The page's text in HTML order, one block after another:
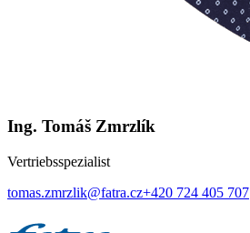
Ing. Tomáš Zmrzlík
Vertriebsspezialist
tomas.zmrzlik@fatra.cz+420 724 405 707